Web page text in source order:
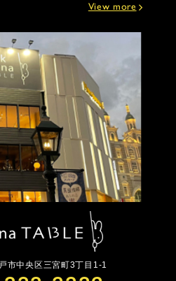
View more
市中央区三宮町3丁目1-1